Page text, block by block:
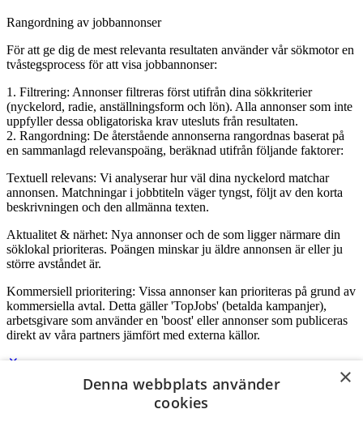
Rangordning av jobbannonser
För att ge dig de mest relevanta resultaten använder vår sökmotor en
tvåstegsprocess för att visa jobbannonser:
1. Filtrering: Annonser filtreras först utifrån dina sökkriterier
(nyckelord, radie, anställningsform och lön). Alla annonser som inte
uppfyller dessa obligatoriska krav utesluts från resultaten.
2. Rangordning: De återstående annonserna rangordnas baserat på
en sammanlagd relevanspoäng, beräknad utifrån följande faktorer:
Textuell relevans: Vi analyserar hur väl dina nyckelord matchar
annonsen. Matchningar i jobbtiteln väger tyngst, följt av den korta
beskrivningen och den allmänna texten.
Aktualitet & närhet: Nya annonser och de som ligger närmare din
söklokal prioriteras. Poängen minskar ju äldre annonsen är eller ju
större avståndet är.
Kommersiell prioritering: Vissa annonser kan prioriteras på grund av
kommersiella avtal. Detta gäller 'TopJobs' (betalda kampanjer),
arbetsgivare som använder en 'boost' eller annonser som publiceras
direkt av våra partners jämfört med externa källor.
Logga in som företag
×
Denna webbplats använder
cookies